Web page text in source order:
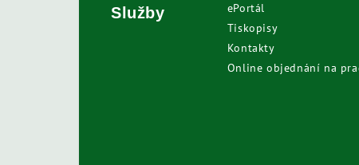
Služby
ePortál
Tiskopisy
Kontakty
Online objednání na